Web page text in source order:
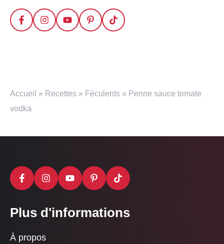
Accueil » Recettes » Féculents » Penne sauce tomate
vodka
Plus d'informations
À propos